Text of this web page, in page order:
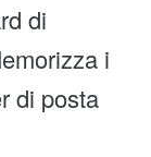
di
i
di posta